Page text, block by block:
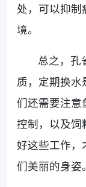
处，可以抑制
境。
总之，孔
质，定期换水
们还需要注意
控制，以及饲
好这些工作，
们美丽的身姿。